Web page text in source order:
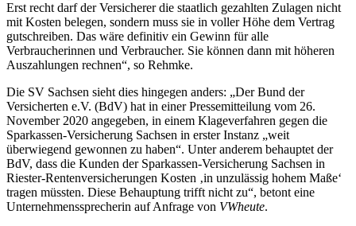
Erst recht darf der Versicherer die staatlich gezahlten Zulagen nicht
mit Kosten belegen, sondern muss sie in voller Höhe dem Vertrag
gutschreiben. Das wäre definitiv ein Gewinn für alle
Verbraucherinnen und Verbraucher. Sie können dann mit höheren
Auszahlungen rechnen“, so Rehmke.
Die SV Sachsen sieht dies hingegen anders: „Der Bund der
Versicherten e.V. (BdV) hat in einer Pressemitteilung vom 26.
November 2020 angegeben, in einem Klageverfahren gegen die
Sparkassen-Versicherung Sachsen in erster Instanz „weit
überwiegend gewonnen zu haben“. Unter anderem behauptet der
BdV, dass die Kunden der Sparkassen-Versicherung Sachsen in
Riester-Rentenversicherungen Kosten ‚in unzulässig hohem Maße‘
tragen müssten. Diese Behauptung trifft nicht zu“, betont eine
Unternehmenssprecherin auf Anfrage von VWheute.